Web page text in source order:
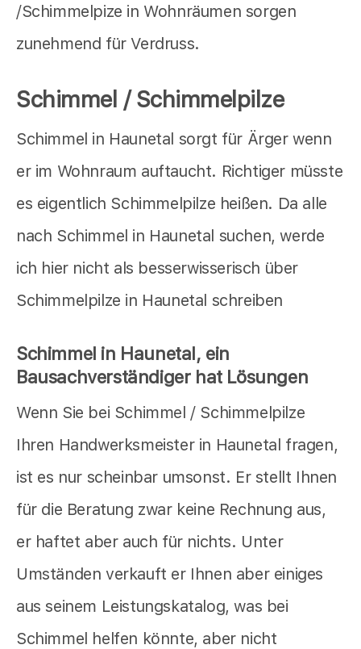
/Schimmelpize in Wohnräumen sorgen
zunehmend für Verdruss.
Schimmel / Schimmelpilze
Schimmel in Haunetal sorgt für Ärger wenn
er im Wohnraum auftaucht. Richtiger müsste
es eigentlich Schimmelpilze heißen. Da alle
nach Schimmel in Haunetal suchen, werde
ich hier nicht als besserwisserisch über
Schimmelpilze in Haunetal schreiben
Schimmel in Haunetal, ein
Bausachverständiger hat Lösungen
Wenn Sie bei Schimmel / Schimmelpilze
Ihren Handwerksmeister in Haunetal fragen,
ist es nur scheinbar umsonst. Er stellt Ihnen
für die Beratung zwar keine Rechnung aus,
er haftet aber auch für nichts. Unter
Umständen verkauft er Ihnen aber einiges
aus seinem Leistungskatalog, was bei
Schimmel helfen könnte, aber nicht